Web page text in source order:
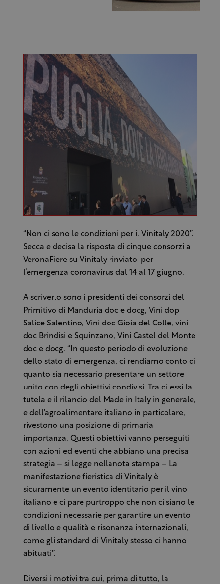
“Non ci sono le condizioni per il Vinitaly 2020”.
Secca e decisa la risposta di cinque consorzi a
VeronaFiere su Vinitaly rinviato, per
l’emergenza coronavirus dal 14 al 17 giugno.
A scriverlo sono i presidenti dei consorzi del
Primitivo di Manduria doc e docg, Vini dop
Salice Salentino, Vini doc Gioia del Colle, vini
doc Brindisi e Squinzano, Vini Castel del Monte
doc e docg. “In questo periodo di evoluzione
dello stato di emergenza, ci rendiamo conto di
quanto sia necessario presentare un settore
unito con degli obiettivi condivisi. Tra di essi la
tutela e il rilancio del Made in Italy in generale,
e dell’agroalimentare italiano in particolare,
rivestono una posizione di primaria
importanza. Questi obiettivi vanno perseguiti
con azioni ed eventi che abbiano una precisa
strategia – si legge nellanota stampa – La
manifestazione fieristica di Vinitaly è
sicuramente un evento identitario per il vino
italiano e ci pare purtroppo che non ci siano le
condizioni necessarie per garantire un evento
di livello e qualità e risonanza internazionali,
come gli standard di Vinitaly stesso ci hanno
abituati”.
Diversi i motivi tra cui, prima di tutto, la